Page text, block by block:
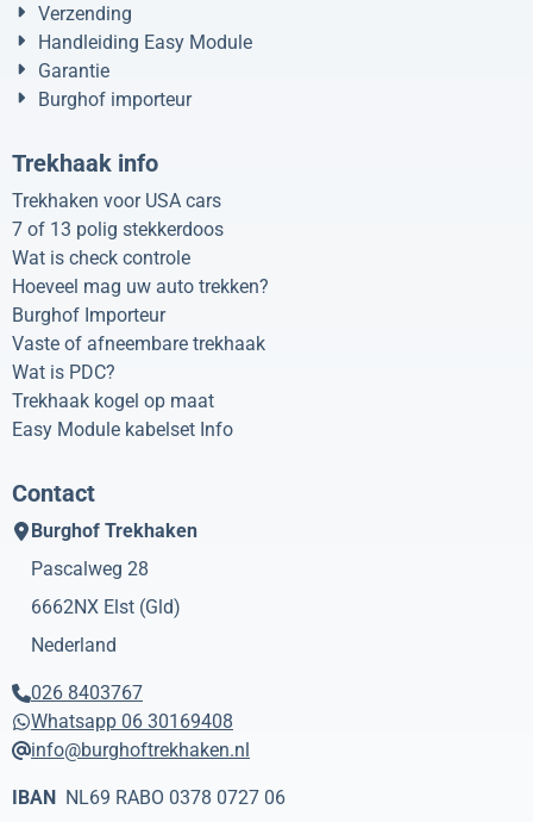
Verzending
Handleiding Easy Module
Garantie
Burghof importeur
Trekhaak info
Trekhaken voor USA cars
7 of 13 polig stekkerdoos
Wat is check controle
Hoeveel mag uw auto trekken?
Burghof Importeur
Vaste of afneembare trekhaak
Wat is PDC?
Trekhaak kogel op maat
Easy Module kabelset Info
Contact
Burghof Trekhaken
Pascalweg 28
6662NX Elst (Gld)
Nederland
026 8403767
Whatsapp 06 30169408
info@burghoftrekhaken.nl
IBAN NL69 RABO 0378 0727 06